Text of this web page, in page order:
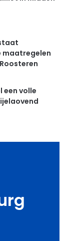
maatregelen
een volle